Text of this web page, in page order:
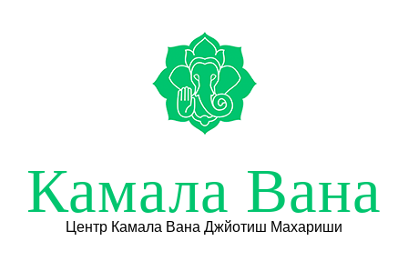
Камала Вана
Центр Камала Вана Джйотиш Махариши